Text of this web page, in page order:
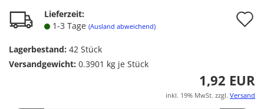
Lieferzeit:
1-3 Tage (Ausland abweichend)
Lagerbestand: 42 Stück
Versandgewicht: 0.3901 kg je Stück
1,92 EUR
inkl. 19% MwSt. zzgl. Versand